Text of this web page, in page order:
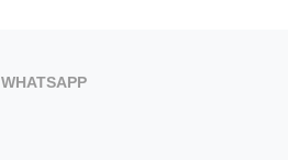
WHATSAPP